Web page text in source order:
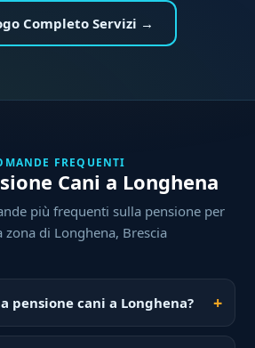
Completo Servizi →
FREQUENTI
Cani a Longhena
più frequenti sulla pensione per
zona di Longhena, Brescia
pensione cani a Longhena?